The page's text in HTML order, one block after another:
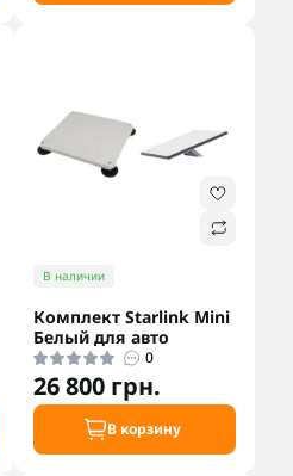
В наличии
Комплект Starlink Mini
Белый для авто
0
26 800 грн.
В корзину